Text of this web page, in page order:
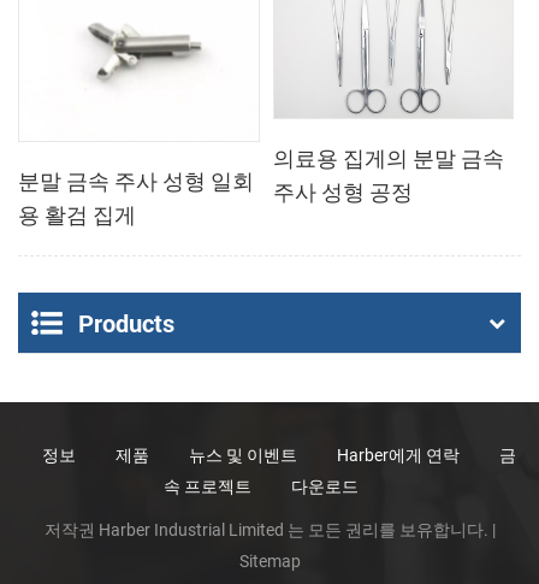
분말 금속 주사 성형 일회
용 활검 집게
의료용 집게의 분말 금속
주사 성형 공정
Products
정보 제품 뉴스 및 이벤트 Harber에게 연락
금
속 프로젝트
다운로드
저작권 Harber Industrial Limited 는 모든 권리를 보유합니다. |
Sitemap